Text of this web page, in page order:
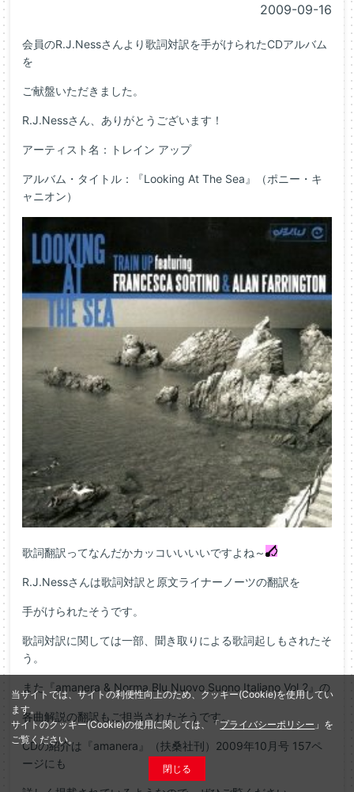
当サイトでは、サイトの利便性向上のため、クッキー(Cookie)を使用してい
ます。
サイトのクッキー(Cookie)の使用に関しては、「プライバシーポリシー 」を
ご覧ください。
閉じる
2009-09-16
会員のR.J.Nessさんより歌詞対訳を手がけられたCDアルバム
を
ご献盤いただきました。
R.J.Nessさん、ありがとうございます！
アーティスト名：トレイン アップ
アルバム・タイトル：『Looking At The Sea』（ポニー・キ
ャニオン）
歌詞翻訳ってなんだかカッコいいいいですよね～
R.J.Nessさんは歌詞対訳と原文ライナーノーツの翻訳を
手がけられたそうです。
歌詞対訳に関しては一部、聞き取りによる歌詞起しもされたそ
う。
また『amanera & Norma Blu Nuovo Suono Italiano Vol.2』の
各曲解説の翻訳もご担当されたそうです。
CDの紹介は『amanera』（扶桑社刊）2009年10月号 157ペ
ージにも